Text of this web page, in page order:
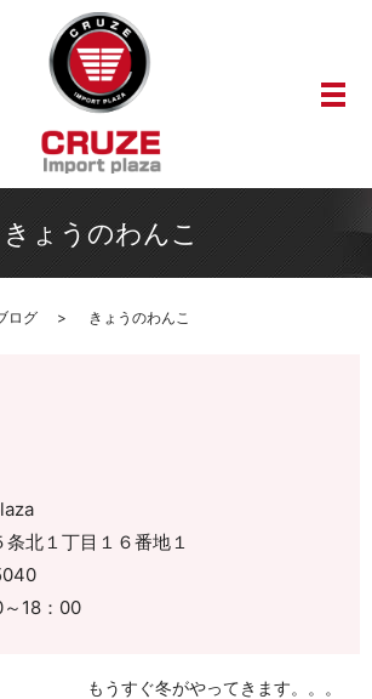
メ
きょうのわんこ
ログ きょうのわんこ
北１丁目１６番地１
18：00
もうすぐ冬がやってきます。。。